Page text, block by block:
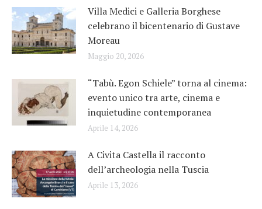
Villa Medici e Galleria Borghese
celebrano il bicentenario di Gustave
Moreau
Maggio 20, 2026
“Tabù. Egon Schiele” torna al cinema:
evento unico tra arte, cinema e
inquietudine contemporanea
Aprile 14, 2026
A Civita Castella il racconto
dell’archeologia nella Tuscia
Aprile 13, 2026